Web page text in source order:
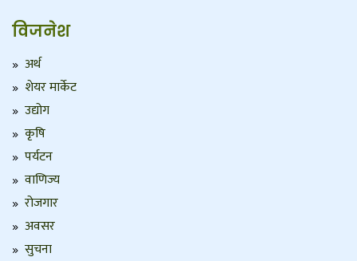
विजनेश
अर्थ
शेयर मार्केट
उद्योग
कृषि
पर्यटन
वाणिज्य
रोजगार
अवसर
सुचना